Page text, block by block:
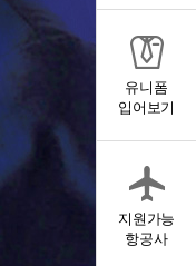
유니폼
입어보기
지원가능
항공사